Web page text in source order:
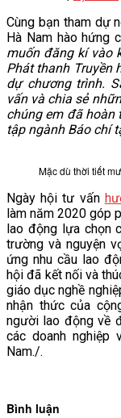
Cùng bạn tham dự
Hà Nam hào hứng
muốn đăng kí vào
Phát thanh Truyền
dự chương trình.
vấn và chia sẻ
chúng em đã hoàn
tập ngành Báo chí
Mặc dù thời tiết
Ngày hội tư vấn
làm năm 2020 góp
lao động lựa chọn
trường và nguyện
ứng nhu cầu lao
hội đã kết nối và
giáo dục nghề
nhận thức của
người lao động về
các doanh nghiệp
Nam./.
Bình luận